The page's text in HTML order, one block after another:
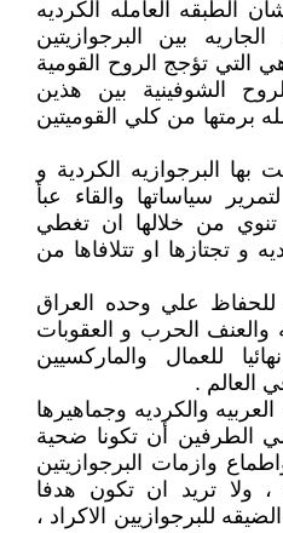
الطبقە العاملە الکرديە
بين البرجوازيتين
التي تؤجج الروح القومية
الشوفينية بين هذين
برمتها من کلي القوميتين
بها البرجوازيە الکردية و
سياساتها والقاء عبأ
تنوي من خلالها ان تغطي
و تجتازها او تتلافاها من
للحفاظ علي وحدە العراق
والعنف الحرب و العقوبات
للعمال والمارکسيين
العالم .
العربيە والکرديە وجماهيرها
الطرفين أن تکونا ضحية
وازمات البرجوازيتين
، ولا تريد ان تکون هدفا
للبرجوازيين الاکراد ،